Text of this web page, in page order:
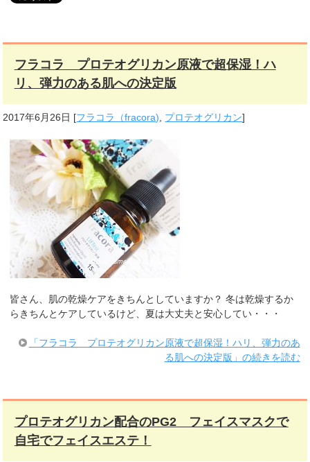
フラコラ プロテオグリカン原液で超保湿！ハ
リ、弾力のある肌への決定版
2017年6月26日 [フラコラ（fracora), プロテオグリカン]
皆さん、肌の乾燥ケアをきちんとしていますか？ 冬は乾燥するか
らきちんとケアしているけど、夏は大丈夫と安心してい・・・
「フラコラ プロテオグリカン原液で超保湿！ハリ、弾力のあ
る肌への決定版」の続きを読む
プロテオグリカン配合のPG2 フェイスマスクで
自宅でフェイスエステ！